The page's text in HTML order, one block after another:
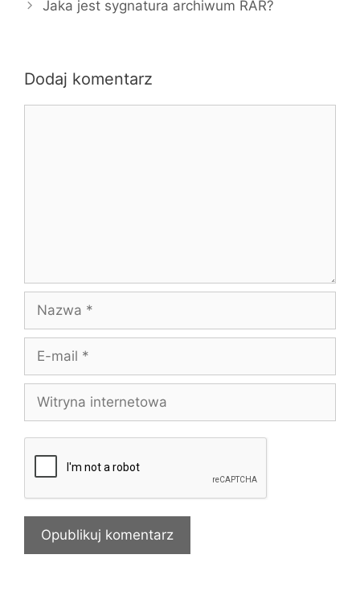
Jaka jest sygnatura archiwum RAR?
Dodaj komentarz
Nazwa
Witryna
internetowa